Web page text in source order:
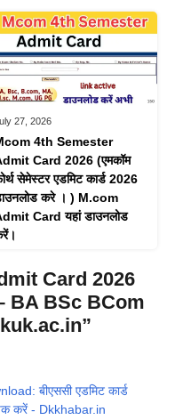
27, 2026
4th Semester
Card 2026 (एमकॉम
सेमेस्टर एडमिट कार्ड 2026
करे । ) M.com
Card यहां डाउनलोड
Card 2026
BA BSc BCom
बीएससी एडमिट कार्ड
करें - Dkkhabar.in